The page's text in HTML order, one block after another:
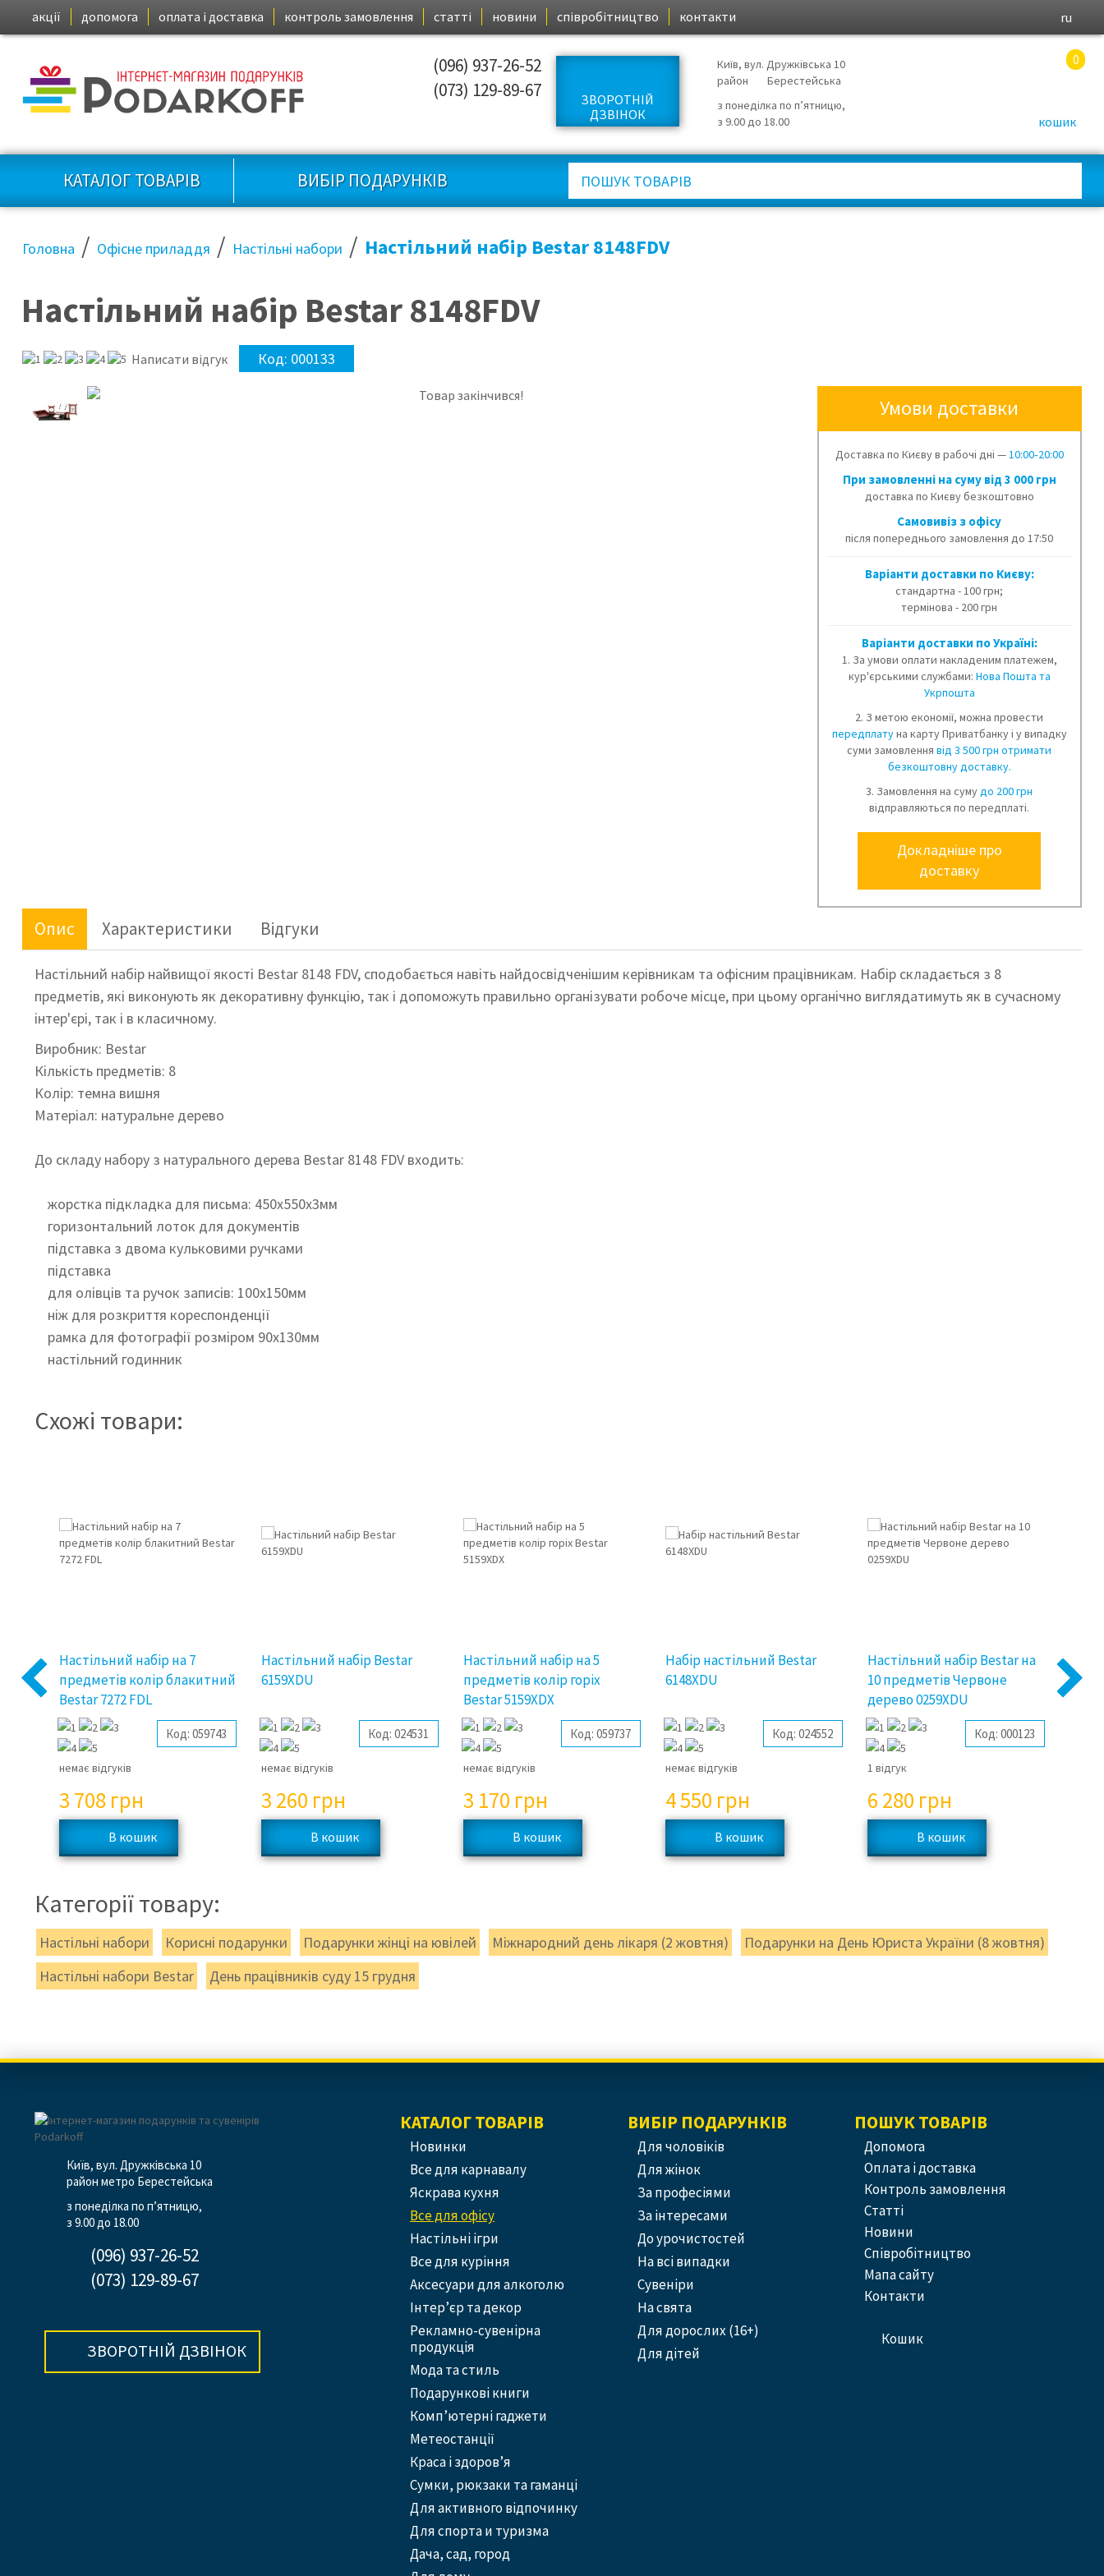
акції допомога оплата і доставка контроль замовлення статті новини співробітництво контакти ru
(096) 937-26-52
(073) 129-89-67
ЗВОРОТНІЙ
ДЗВІНОК
Київ, вул. Дружківська 10
район
Берестейська
з понеділка по п’ятницю,
з 9.00 до 18.00
0
кошик
КАТАЛОГ ТОВАРІВ ВИБІР ПОДАРУНКІВ
Головна / Офісне приладдя / Настільні набори / Настільний набір Bestar 8148FDV
Настільний набір Bestar 8148FDV
Написати відгук Код: 000133
Товар закінчився! Умови доставки
Доставка по Києву в рабочі дні —10:00‑20:00
При замовленні на суму від 3 000 грн
доставка по Києву безкоштовно
Cамовивіз з офісу
після попереднього замовлення до 17:50
Варіанти доставки по Києву:
стандартна - 100 грн;
термінова - 200 грн
Варіанти доставки по Україні:
1. За умови оплати накладеним платежем,
кур'єрськими службами: Нова Пошта та
Укрпошта
2. З метою економії, можна провести
передплатуна карту Приватбанку і у випадку
суми замовленнявід 3 500 грн отримати
безкоштовну доставку.
3. Замовлення на сумудо 200 грн
відправляються по передплаті.
Докладніше про
доставку
Опис Характеристики Відгуки
Настільний набір найвищої якості Bestar 8148 FDV, сподобається навіть найдосвідченішим керівникам та офісним працівникам. Набір складається з 8
предметів, які виконують як декоративну функцію, так і допоможуть правильно організувати робоче місце, при цьому органічно виглядатимуть як в сучасному
інтер'єрі, так і в класичному.
Виробник: Bestar
Кількість предметів: 8
Колір: темна вишня
Матеріал: натуральне дерево
До складу набору з натурального дерева Bestar 8148 FDV входить:
жорстка підкладка для письма: 450х550х3мм
горизонтальний лоток для документів
підставка з двома кульковими ручками
підставка
для олівців та ручок записів: 100х150мм
ніж для розкриття кореспонденції
рамка для фотографії розміром 90х130мм
настільний годинник
Схожі товари:
Previous
Настільний набір на 7
предметів колір блакитний
Bestar 7272 FDL
немає відгуків
Код: 059743
3 708 грн
Настільний набір Bestar
6159XDU
немає відгуків
Код: 024531
3 260 грн
Настільний набір на 5
предметів колір горіх
Bestar 5159XDX
немає відгуків
Код: 059737
3 170 грн
Набір настільний Bestar
6148XDU
немає відгуків
Код: 024552
4 550 грн
Настільний набір Bestar на
10 предметів Червоне
дерево 0259XDU
1 відгук
Код: 000123
6 280 грн
Next
Категорії товару:
Настільні набори Корисні подарунки Подарунки жінці на ювілей Міжнародний день лікаря (2 жовтня)
Подарунки на День Юриста України (8 жовтня)
Настільні набори Bestar
День працівників суду 15 грудня
Київ, вул. Дружківська 10
район метро Берестейська
з понеділка по п’ятницю,
з 9.00 до 18.00
(096) 937-26-52
(073) 129-89-67
ЗВОРОТНІЙ ДЗВІНОК
КАТАЛОГ ТОВАРІВ
Новинки
Все для карнавалу
Яскрава кухня
Все для офісу
Настільні ігри
Все для куріння
Аксесуари для алкоголю
Інтер’єр та декор
Рекламно-сувенірна
продукція
Мода та стиль
Подарункові книги
Комп’ютерні гаджети
Метеостанції
Краса і здоров’я
Сумки, рюкзаки та гаманці
Для активного відпочинку
Для спорта и туризма
Дача, сад, город
ВИБІР ПОДАРУНКІВ
Для чоловіків
Для жінок
За професіями
За інтересами
До урочистостей
На всі випадки
Сувеніри
На свята
Для дорослих (16+)
Для дітей
ПОШУК ТОВАРІВ
допомога
оплата і доставка
контроль замовлення
статті
новини
співробітництво
Мапа сайту
контакти
кошик